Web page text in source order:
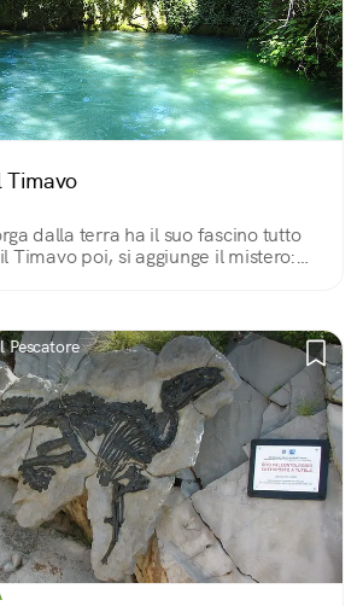
Timavo
dalla terra ha il suo fascino tutto
Timavo poi, si aggiunge il mistero: